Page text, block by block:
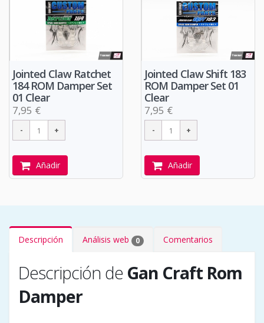
Jointed Claw Ratchet
184 ROM Damper Set
01 Clear
7,95 €
Añadir
Jointed Claw Shift 183
ROM Damper Set 01
Clear
7,95 €
Añadir
Descripción Análisis web 0 Comentarios
Descripción de Gan Craft Rom
Damper